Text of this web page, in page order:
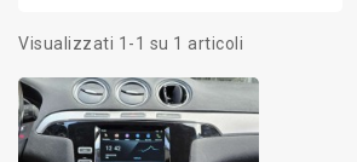
Visualizzati 1-1 su 1 articoli